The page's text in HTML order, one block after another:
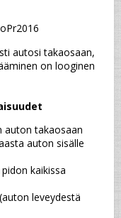
autosi takaosaan,
on looginen
auton takaosaan
auton sisälle
kaikissa
leveydestä